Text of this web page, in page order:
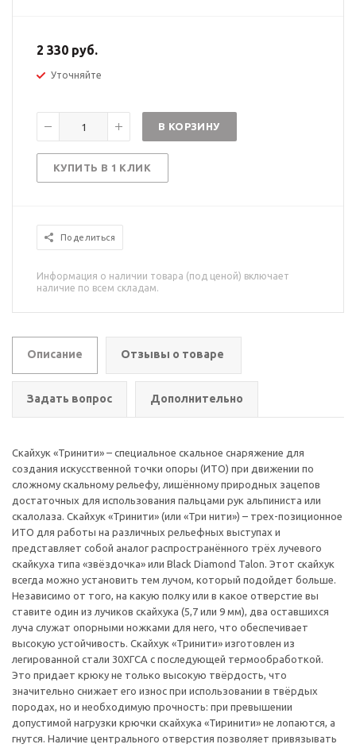
2 330 руб.
Уточняйте
В КОРЗИНУ
КУПИТЬ В 1 КЛИК
Поделиться
Информация о наличии товара (под ценой) включает
наличие по всем складам.
Описание Отзывы о товаре
Задать вопрос Дополнительно
Скайхук «Тринити» – специальное скальное снаряжение для
создания искусственной точки опоры (ИТО) при движении по
сложному скальному рельефу, лишённому природных зацепов
достаточных для использования пальцами рук альпиниста или
скалолаза. Скайхук «Тринити» (или «Три нити») – трех-позиционное
ИТО для работы на различных рельефных выступах и
представляет собой аналог распространённого трёх лучевого
скайкуха типа «звёздочка» или Black Diamond Talon. Этот скайхук
всегда можно установить тем лучом, который подойдет больше.
Независимо от того, на какую полку или в какое отверстие вы
ставите один из лучиков скайхука (5,7 или 9 мм), два оставшихся
луча служат опорными ножками для него, что обеспечивает
высокую устойчивость. Скайхук «Тринити» изготовлен из
легированной стали 30ХГСА с последующей термообработкой.
Это придает крюку не только высокую твёрдость, что
значительно снижает его износ при использовании в твёрдых
породах, но и необходимую прочность: при превышении
допустимой нагрузки крючки скайхука «Тиринити» не лопаются, а
гнутся. Наличие центрального отверстия позволяет привязывать